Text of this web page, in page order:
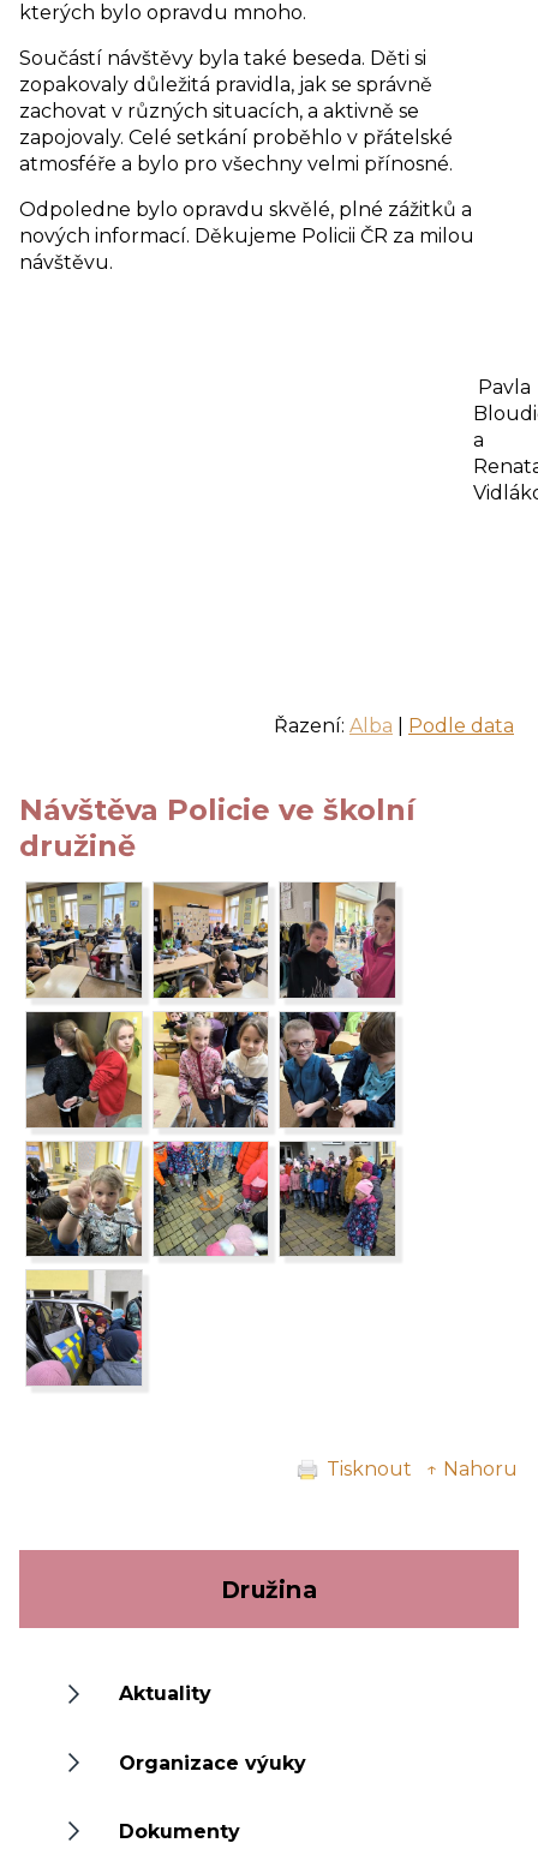
kterých bylo opravdu mnoho.
Součástí návštěvy byla také beseda. Děti si
zopakovaly důležitá pravidla, jak se správně
zachovat v různých situacích, a aktivně se
zapojovaly. Celé setkání proběhlo v přátelské
atmosféře a bylo pro všechny velmi přínosné.
Odpoledne bylo opravdu skvělé, plné zážitků a
nových informací. Děkujeme Policii ČR za milou
návštěvu.
Pavla
a
Řazení: Alba Podle data
Návštěva Policie ve školní
družině
Tisknout ↑ Nahoru
Družina
Aktuality
Organizace výuky
Dokumenty